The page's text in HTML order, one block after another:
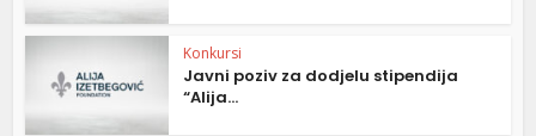
Konkursi
Javni poziv za dodjelu stipendija
“Alija...